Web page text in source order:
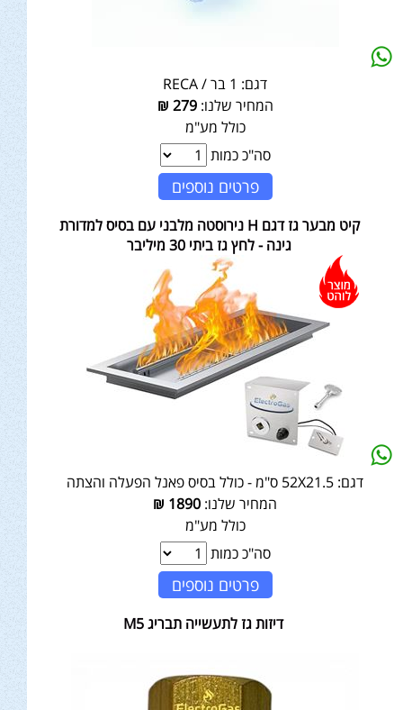
דגם: 1 בר / RECA
המחיר שלנו:279
₪
כולל מע"מ
סה"כ כמות
פרטים נוספים
קיט מבער גז דגם H נירוסטה מלבני עם בסיס למדורת
גינה - לחץ גז ביתי 30 מיליבר
דגם: 52X21.5 ס"מ - כולל בסיס פאנל הפעלה והצתה
המחיר שלנו: 1890
₪
כולל מע"מ
סה"כ כמות
פרטים נוספים
דיזות גז לתעשייה תבריג M5